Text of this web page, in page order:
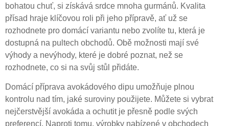
bohatou chuť, si získává srdce mnoha gurmánů. Kvalita
přísad hraje klíčovou roli při jeho přípravě, ať už se
rozhodnete pro domácí variantu nebo zvolíte tu, která je
dostupná na pultech obchodů. Obě možnosti mají své
výhody a nevýhody, které je dobré poznat, než se
rozhodnete, co si na svůj stůl přidáte.
Domácí příprava avokádového dipu umožňuje plnou
kontrolu nad tím, jaké suroviny použijete. Můžete si vybrat
nejčerstvější avokáda a ochutit je přesně podle svých
preferencí. Naproti tomu, výrobky nabízené v obchodech